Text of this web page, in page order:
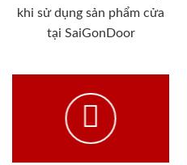
khi sử dụng sản phẩm cửa
tại SaiGonDoor